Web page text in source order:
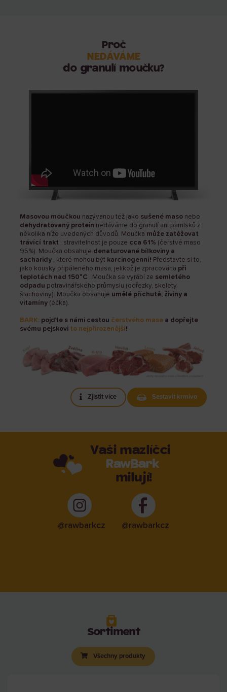
Proč
NEDÁVÁME
do granulí moučku?
Masovou moučkou nazývanou též jako sušené maso nebo
dehydratovaný protein nedáváme do granulí ani pamlsků z
několika níže uvedených důvodů. Moučka může zatěžovat
trávící trakt , stravitelnost je pouze cca 61% (čerstvé maso
95%). Moučka obsahuje denaturované bílkoviny a
sacharidy , které mohou být karcinogenní! Představte si to,
jako kousky připáleného masa, jelikož je zpracována při
teplotách nad 150°C . Moučka se vyrábí ze semletého
odpadu potravinářského průmyslu (odřezky, skelety,
šlachoviny). Moučka obsahuje umělé příchutě, živiny a
vitamíny (éčka).
BARK: pojďte s námi cestou čerstvého masa a dopřejte
svému pejskovi to nejpřirozenější!
Zjistit více Sestavit krmivo
Vaši mazlíčci
RawBark
milují!
@rawbarkcz @rawbarkcz
Sortiment
Všechny produkty